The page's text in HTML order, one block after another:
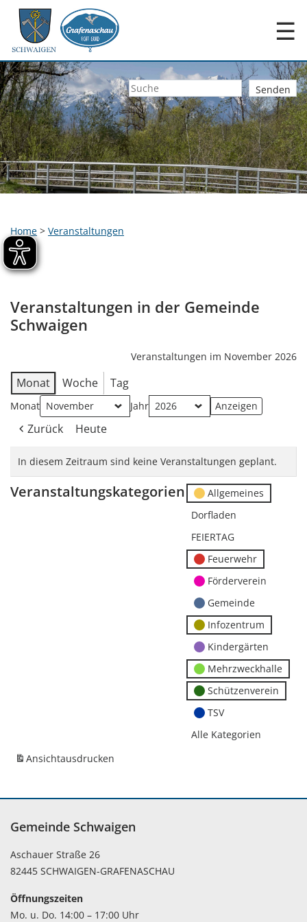
☰
Home > Veranstaltungen
Veranstaltungen in der Gemeinde
Schwaigen
Veranstaltungen im November 2026
Monat Woche Tag
Monat Jahr
Zurück Heute
In diesem Zeitraum sind keine Veranstaltungen geplant.
Veranstaltungskategorien
Allgemeines
Dorfladen
FEIERTAG
Feuerwehr
Förderverein
Gemeinde
Infozentrum
Kindergärten
Mehrzweckhalle
Schützenverein
TSV
Alle Kategorien
Ansichtausdrucken
Gemeinde Schwaigen
Aschauer Straße 26
82445 SCHWAIGEN-GRAFENASCHAU
Öffnungszeiten
Mo. u. Do. 14:00 – 17:00 Uhr